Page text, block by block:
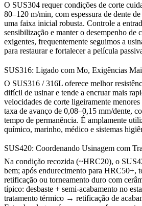
O SUS304 requer condições de corte
80–120 m/min, com espessura de dente
uma faixa inicial robusta. Controle a
sensibilização e manter o desempenho de
exigentes, frequentemente seguimos a
para restaurar e fortalecer a película
SUS316: Ligado com Mo, Exigências
O SUS316 / 316L oferece melhor
difícil de usinar e tende a encruar mais
velocidades de corte ligeiramente
taxa de avanço de 0,08–0,15 mm/dente,
tempo de permanência. É amplamente
químico, marinho, médico e sistemas
SUS420: Coordenando Usinagem com
Na condição recozida (~HRC20), o
bem; após endurecimento para HRC50+,
retificação ou torneamento duro com
típico: desbaste + semi-acabamento no
tratamento térmico → retificação de